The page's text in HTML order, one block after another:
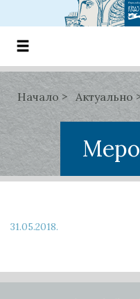
Начало Актуально
31.05.2018.